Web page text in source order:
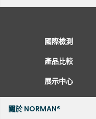
國際檢測
產品比較
展示中心
關於 NORMAN®